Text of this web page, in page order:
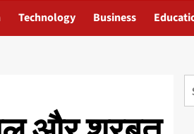
Technology Business